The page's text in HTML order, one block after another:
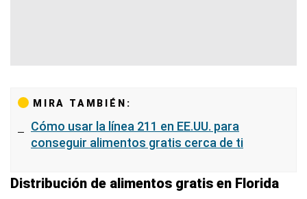
MIRA TAMBIÉN:
Cómo usar la línea 211 en EE.UU. para
conseguir alimentos gratis cerca de ti
Distribución de alimentos gratis en Florida